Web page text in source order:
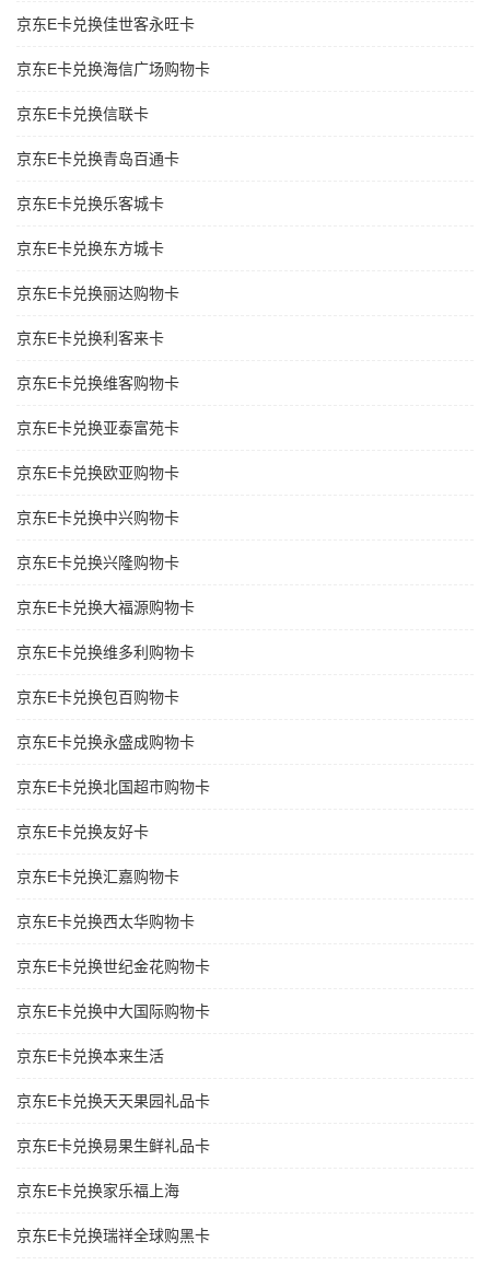
京东E卡兑换佳世客永旺卡
京东E卡兑换海信广场购物卡
京东E卡兑换信联卡
京东E卡兑换青岛百通卡
京东E卡兑换乐客城卡
京东E卡兑换东方城卡
京东E卡兑换丽达购物卡
京东E卡兑换利客来卡
京东E卡兑换维客购物卡
京东E卡兑换亚泰富苑卡
京东E卡兑换欧亚购物卡
京东E卡兑换中兴购物卡
京东E卡兑换兴隆购物卡
京东E卡兑换大福源购物卡
京东E卡兑换维多利购物卡
京东E卡兑换包百购物卡
京东E卡兑换永盛成购物卡
京东E卡兑换北国超市购物卡
京东E卡兑换友好卡
京东E卡兑换汇嘉购物卡
京东E卡兑换西太华购物卡
京东E卡兑换世纪金花购物卡
京东E卡兑换中大国际购物卡
京东E卡兑换本来生活
京东E卡兑换天天果园礼品卡
京东E卡兑换易果生鲜礼品卡
京东E卡兑换家乐福上海
京东E卡兑换瑞祥全球购黑卡